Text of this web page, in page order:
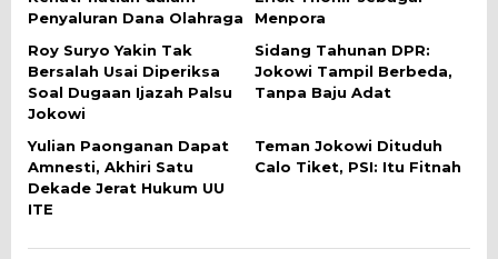
Penyaluran Dana Olahraga
Menpora
Roy Suryo Yakin Tak
Bersalah Usai Diperiksa
Soal Dugaan Ijazah Palsu
Jokowi
Sidang Tahunan DPR:
Jokowi Tampil Berbeda,
Tanpa Baju Adat
Yulian Paonganan Dapat
Amnesti, Akhiri Satu
Dekade Jerat Hukum UU
ITE
Teman Jokowi Dituduh
Calo Tiket, PSI: Itu Fitnah